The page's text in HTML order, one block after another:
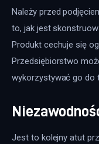
Należy przed
to, jak jest
Produkt cechuje się
Przedsiębiorstwo
wykorzystywać go do
Jest to kolejny atut